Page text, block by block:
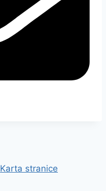
Karta stranice